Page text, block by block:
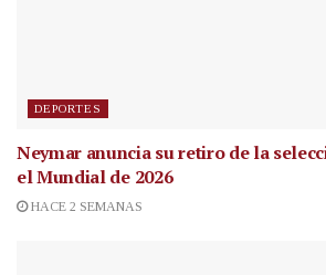
DEPORTES
Neymar anuncia su retiro de la
el Mundial de 2026
HACE 2 SEMANAS